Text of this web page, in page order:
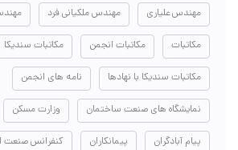
مهندس علیاری مهندس ملکیانی فرد
مکاتبات مکاتبات انجمن مکاتبات سندیکا
مکاتبات سندیکا با نهادها نامه های انجمن
نمایشگاه های صنعت ساختمان وزارت مسکن
پیام آبادگران پیمانکاران کنفرانس صنعت